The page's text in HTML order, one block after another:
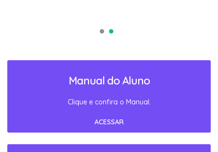
Manual do Aluno
Clique e confira o Manual.
ACESSAR